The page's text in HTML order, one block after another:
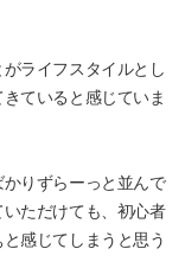
ライフスタイルとし
ていると感じていま
りずらーっと並んで
ただけても、初心者
感じてしまうと思う